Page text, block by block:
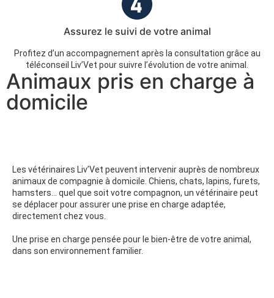
Assurez le suivi de votre animal
Profitez d’un accompagnement après la consultation grâce au
téléconseil Liv’Vet pour suivre l’évolution de votre animal.
Animaux pris en charge à
domicile
Les vétérinaires Liv’Vet peuvent intervenir auprès de nombreux
animaux de compagnie à domicile. Chiens, chats, lapins, furets,
hamsters… quel que soit votre compagnon, un vétérinaire peut
se déplacer pour assurer une prise en charge adaptée,
directement chez vous.
Une prise en charge pensée pour le bien-être de votre animal,
dans son environnement familier.